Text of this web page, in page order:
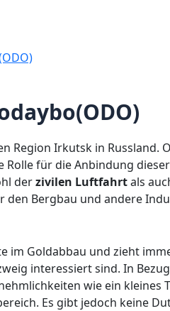
Region Irkutsk in Russland.
für die Anbindung
derzivilen Luftfahrtals
den Bergbau und andere
im Goldabbau und zieht
interessiert sind. In
wie ein kleines
Es gibt jedoch keine